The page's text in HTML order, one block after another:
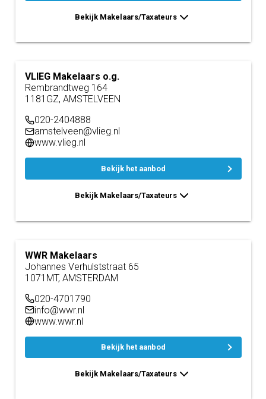
Bekijk Makelaars/Taxateurs
VLIEG Makelaars o.g.
Rembrandtweg 164
1181GZ, AMSTELVEEN
020-2404888
amstelveen@vlieg.nl
www.vlieg.nl
Bekijk het aanbod
Bekijk Makelaars/Taxateurs
WWR Makelaars
Johannes Verhulststraat 65
1071MT, AMSTERDAM
020-4701790
info@wwr.nl
www.wwr.nl
Bekijk het aanbod
Bekijk Makelaars/Taxateurs